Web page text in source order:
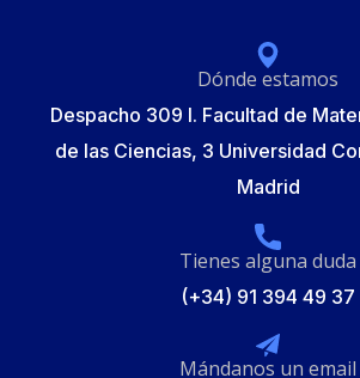
Dónde estamos
Despacho 309 I. Facultad de
de las Ciencias, 3 Universidad
Madrid
Tienes alguna duda
(+34) 91 394 49 37
Mándanos un email